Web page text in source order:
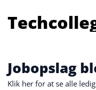
Jobopslag
Klik her for at se alle